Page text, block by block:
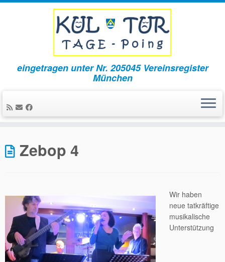
Inhalt
springen
eingetragen unter Nr. 205045 Vereinsregister
München
Zebop 4
Wir haben
neue tatkräftige
musikalische
Unterstützung